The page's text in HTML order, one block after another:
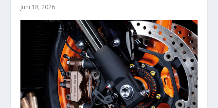
Juni 18, 2026